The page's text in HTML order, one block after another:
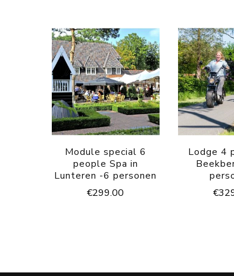
Module special 6
people Spa in
Lunteren -6 personen
€299.00
Lodge 4
€